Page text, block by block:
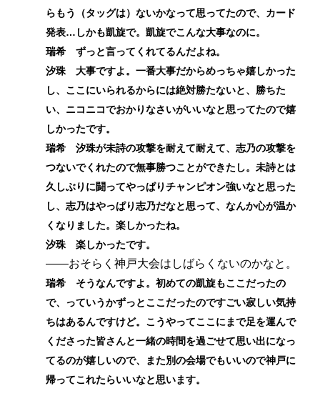
らもう（タッグは）ないかなって思ってたので、カード
発表…しかも凱旋で。凱旋でこんな大事なのに。
瑞希 ずっと言ってくれてるんだよね。
汐珠 大事ですよ。一番大事だからめっちゃ嬉しかった
し、ここにいられるからには絶対勝たないと、勝ちた
い、ニコニコでおかりなさいがいいなと思ってたので嬉
しかったです。
瑞希 汐珠が未詩の攻撃を耐えて耐えて、志乃の攻撃を
つないでくれたので無事勝つことができたし。未詩とは
久しぶりに闘ってやっぱりチャンピオン強いなと思った
し、志乃はやっぱり志乃だなと思って、なんか心が温か
くなりました。楽しかったね。
汐珠 楽しかったです。
――おそらく神戸大会はしばらくないのかなと。
瑞希 そうなんですよ。初めての凱旋もここだったの
で、っていうかずっとここだったのですごい寂しい気持
ちはあるんですけど。こうやってここにまで足を運んで
くださった皆さんと一緒の時間を過ごせて思い出になっ
てるのが嬉しいので、また別の会場でもいいので神戸に
帰ってこれたらいいなと思います。